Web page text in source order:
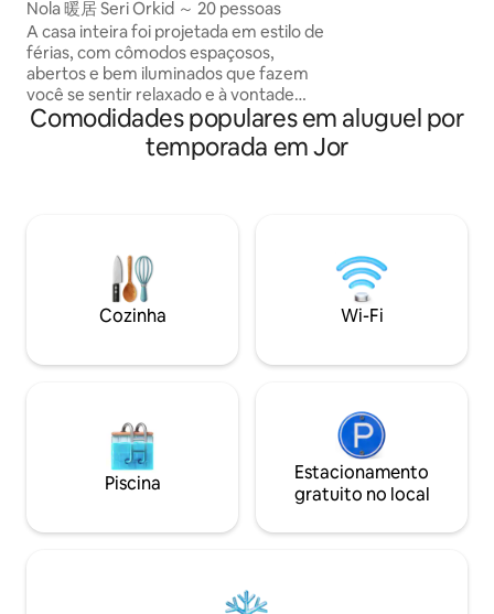
Nola 暖居 Seri Orkid ～ 20 pessoas
A casa inteira foi projetada em estilo de
férias, com cômodos espaçosos,
abertos e bem iluminados que fazem
você se sentir relaxado e à vontade
assim que entra.O interior está
totalmente mobiliado, desde roupas de
cama confortáveis até móveis
amigos / festa de aniversário ✔
Formação de equipes corporativas ✔
Relaxamento nas festas de fim de ano 🛏
Destaques da propriedade: • Pode
quartos privativos + banheiros privativos
Estacionamento disponível (3 vagas
dentro da casa, estacionamento
ilimitado na área externa) • Limpa
(toalhas descartáveis fornecidas) •
privacidade 🎉 Descrição do evento:
adicionais; consulte-nos para obter mais
de solteiro de 1,9 m • 5 minutos
supermercado
Comodidades populares em aluguel por
temporada em Jor
Cozinha Wi-Fi
Piscina
Estacionamento
gratuito no local